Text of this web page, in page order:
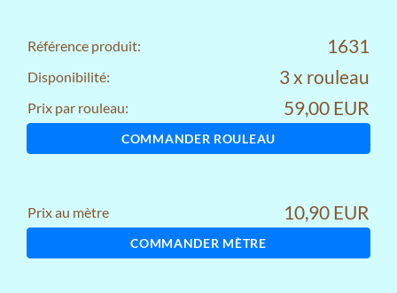
Référence produit: 1631
Disponibilité: 3 x rouleau
Prix par rouleau: 59,00 EUR
COMMANDER ROULEAU
Prix au mètre 10,90 EUR
COMMANDER MÈTRE